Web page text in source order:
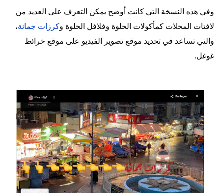
وفي هذه النسخة التي كانت أوضح يمكن التعرف على العديد من
لافتات المحلات كمأكولات الحلوة وفلافل الحلوة وكرزات جمانة،
والتي تساعد في تحديد موقع تصوير الفيديو على موقع خرائط
غوغل.
Image